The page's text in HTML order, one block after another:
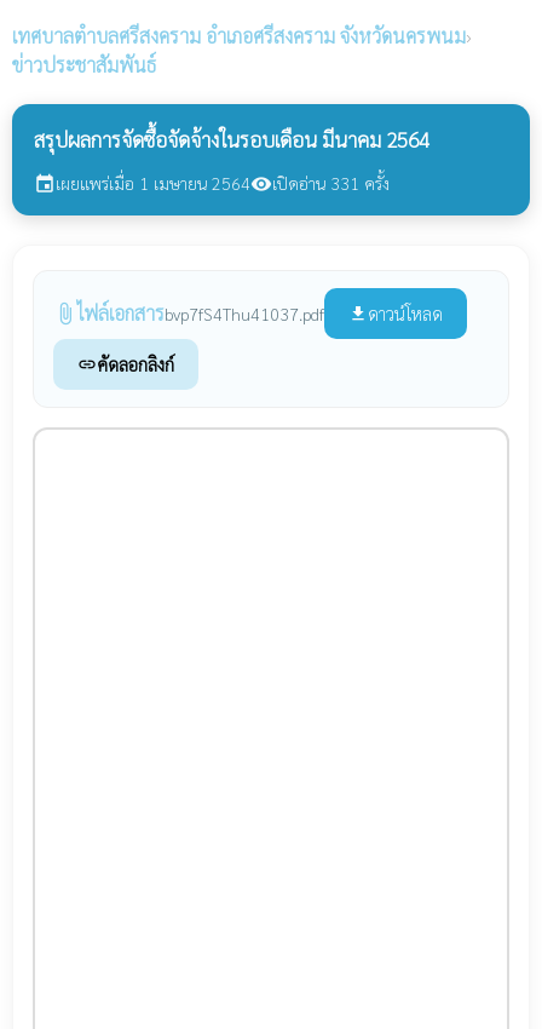
เทศบาลตำบลศรีสงคราม อำเภอศรีสงคราม จังหวัดนครพนม›
ข่าวประชาสัมพันธ์
สรุปผลการจัดซื้อจัดจ้างในรอบเดือน มีนาคม 2564
eventเผยแพร่เมื่อ 1 เมษายน 2564visibilityเปิดอ่าน 331 ครั้ง
attach_file ไฟล์เอกสารbvp7fS4Thu41037.pdf file_download ดาวน์โหลด
linkคัดลอกลิงก์